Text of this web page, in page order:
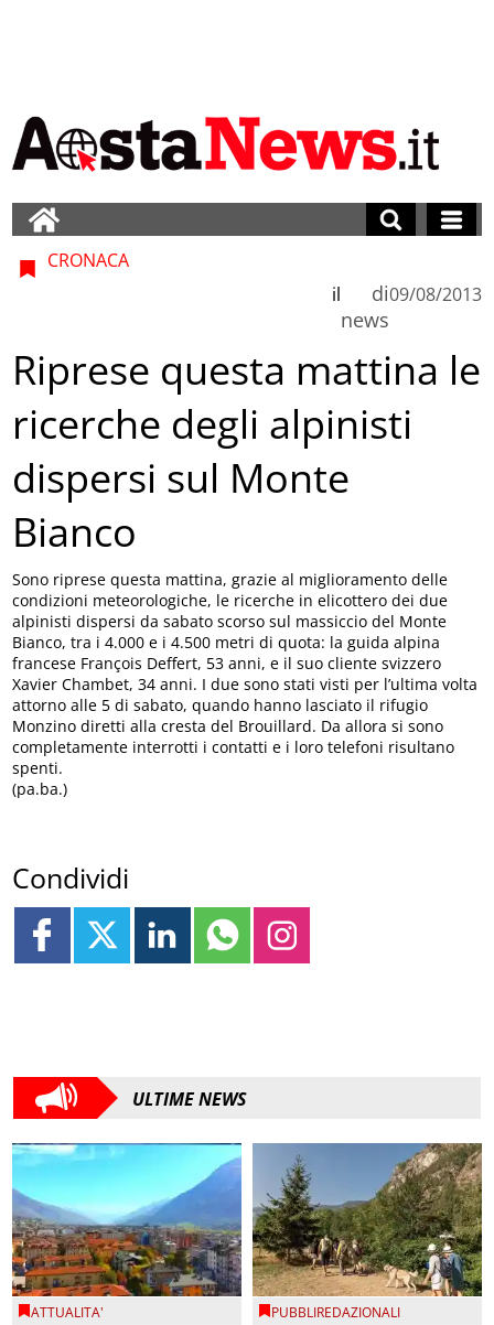
CRONACA
di
news
il 09/08/2013
Riprese questa mattina le
ricerche degli alpinisti
dispersi sul Monte
Bianco
Sono riprese questa mattina, grazie al miglioramento delle
condizioni meteorologiche, le ricerche in elicottero dei due
alpinisti dispersi da sabato scorso sul massiccio del Monte
Bianco, tra i 4.000 e i 4.500 metri di quota: la guida alpina
francese François Deffert, 53 anni, e il suo cliente svizzero
Xavier Chambet, 34 anni. I due sono stati visti per l’ultima volta
attorno alle 5 di sabato, quando hanno lasciato il rifugio
Monzino diretti alla cresta del Brouillard. Da allora si sono
completamente interrotti i contatti e i loro telefoni risultano
spenti.
(pa.ba.)
Condividi
ULTIME NEWS
ATTUALITA' PUBBLIREDAZIONALI